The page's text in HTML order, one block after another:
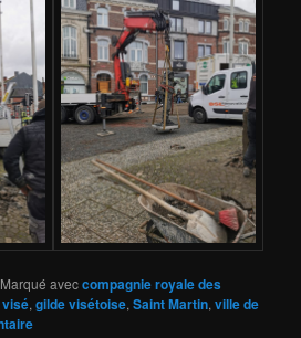
Marqué aveccompagnie royale des
,gilde visétoise,Saint Martin,ville de